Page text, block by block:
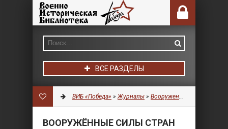
ВСЕ РАЗДЕЛЫ
ВИБ «Победа» »Журналы » Вооруженные силы стран мира
ВООРУЖЁННЫЕ СИЛЫ СТРАН